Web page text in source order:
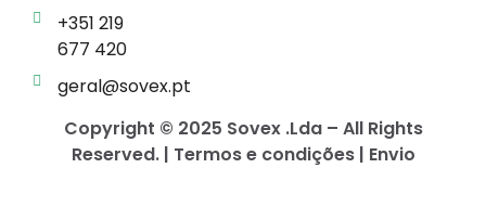
+351 219
677 420
geral@sovex.pt
Copyright © 2025 Sovex .Lda – All Rights
Reserved. | Termos e condições | Envio